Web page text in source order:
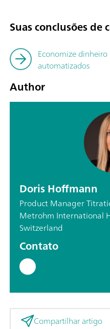
Suas conclusões
Economize
automatizados
Author
Doris Hoffmann
Product Manager
Metrohm International
Switzerland
Contato
Compartilhar artigo